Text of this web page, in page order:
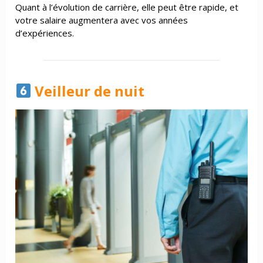
Quant à l’évolution de carrière, elle peut être rapide, et
votre salaire augmentera avec vos années
d’expériences.
Veilleur de nuit